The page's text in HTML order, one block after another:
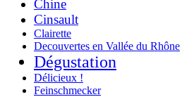
Chine
Cinsault
Clairette
Decouvertes en Vallée du Rhône
Dégustation
Délicieux !
Feinschmecker